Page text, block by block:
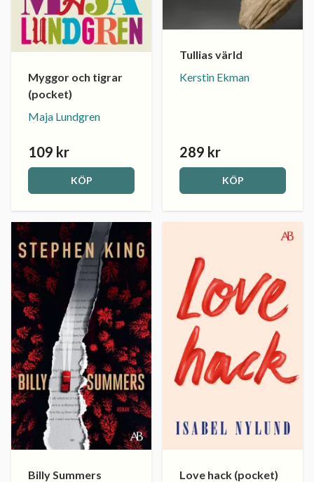
Myggor och tigrar
(pocket)
Maja Lundgren
109 kr
KÖP
Tullias värld
Kerstin Ekman
289 kr
KÖP
Billy Summers
Love hack (pocket)